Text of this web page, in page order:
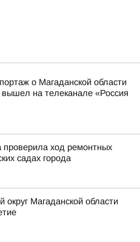
о Магаданской области
на телеканале «Россия
ход ремонтных
садах города
округ Магаданской области